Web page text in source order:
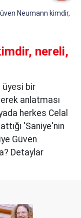
Neumann kimdir,
nereli,
üyesi bir
anlatması
herkes Celal
'Saniye'nin
Güven
Detaylar